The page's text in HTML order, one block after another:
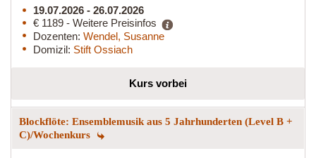
19.07.2026 - 26.07.2026
€ 1189 - Weitere Preisinfos
Dozenten: Wendel, Susanne
Domizil: Stift Ossiach
Kurs vorbei
Blockflöte: Ensemblemusik aus 5 Jahrhunderten (Level B +
C)/Wochenkurs